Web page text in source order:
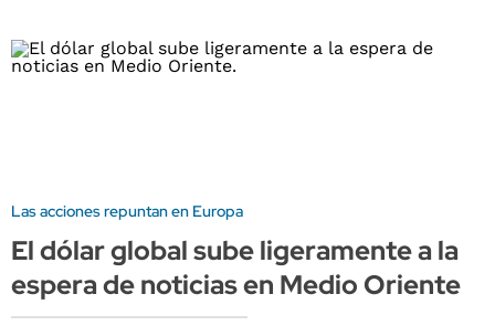
Las acciones repuntan en Europa
El dólar global sube ligeramente a la
espera de noticias en Medio Oriente